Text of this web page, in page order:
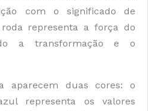
com o significado de
representa a força do
a transformação e o
aparecem duas cores: o
representa os valores